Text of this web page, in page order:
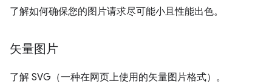
了解如何确保您的图片请求尽可能小且性能出色。
矢量图片
了解 SVG（一种在网页上使用的矢量图片格式）。